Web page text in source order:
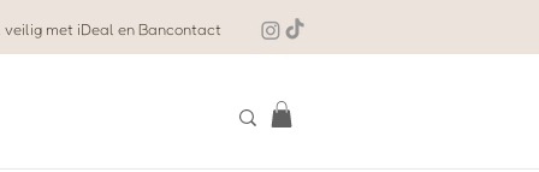
met iDeal en Bancontact